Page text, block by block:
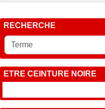
RECHERCHE
ETRE CEINTURE NOIRE